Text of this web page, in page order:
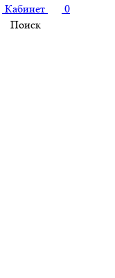
Кабинет
0
Поиск